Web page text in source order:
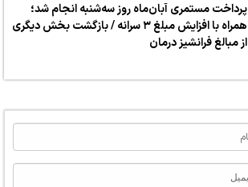
پرداخت مستمری آبان‌ماه روز سه‌شنبه انجام شد؛
همراه با افزایش مبلغ ۳ سرانه / بازگشت بخش دیگری
از مبالغ فرانشیز درمان